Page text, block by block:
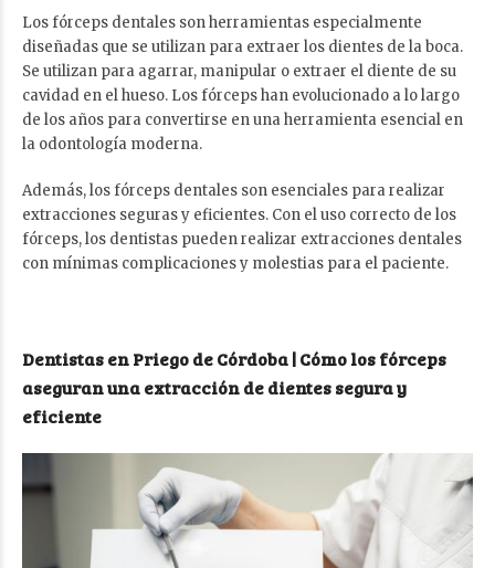
Los fórceps dentales son herramientas especialmente
diseñadas que se utilizan para extraer los dientes de la boca.
Se utilizan para agarrar, manipular o extraer el diente de su
cavidad en el hueso. Los fórceps han evolucionado a lo largo
de los años para convertirse en una herramienta esencial en
la odontología moderna.
Además, los fórceps dentales son esenciales para realizar
extracciones seguras y eficientes. Con el uso correcto de los
fórceps, los dentistas pueden realizar extracciones dentales
con mínimas complicaciones y molestias para el paciente.
Dentistas en Priego de Córdoba | Cómo los fórceps
aseguran una extracción de dientes segura y
eficiente